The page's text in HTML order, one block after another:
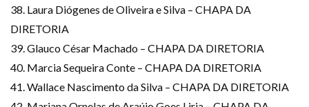
38. Laura Diógenes de Oliveira e Silva – CHAPA DA
DIRETORIA
39. Glauco César Machado – CHAPA DA DIRETORIA
40. Marcia Sequeira Conte – CHAPA DA DIRETORIA
41. Wallace Nascimento da Silva – CHAPA DA DIRETORIA